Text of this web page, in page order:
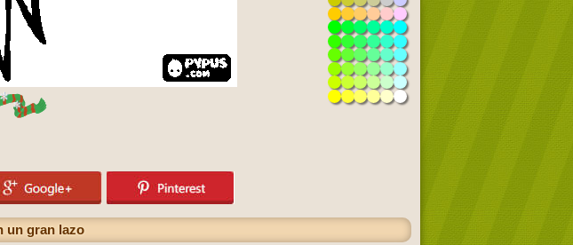
un gran lazo